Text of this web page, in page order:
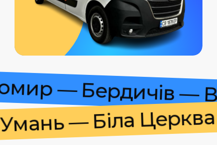
— Бердичів
— Біла Церква